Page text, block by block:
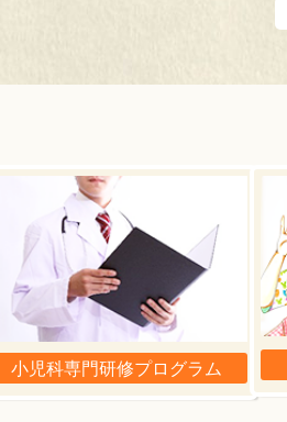
小児科専門研修プログラム